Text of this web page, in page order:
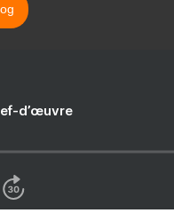
d’œuvre